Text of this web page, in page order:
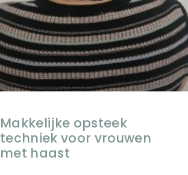
Makkelijke opsteek
techniek voor vrouwen
met haast